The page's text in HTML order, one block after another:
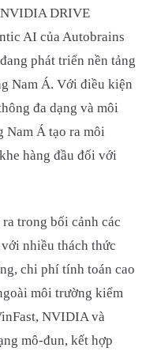
NVIDIA DRIVE
AI của Autobrains
phát triển nền tảng
Nam Á. Với điều kiện
đa dạng và môi
Á tạo ra môi
hàng đầu đối với
trong bối cảnh các
nhiều thách thức
chi phí tính toán cao
môi trường kiểm
NVIDIA và
mô-đun, kết hợp